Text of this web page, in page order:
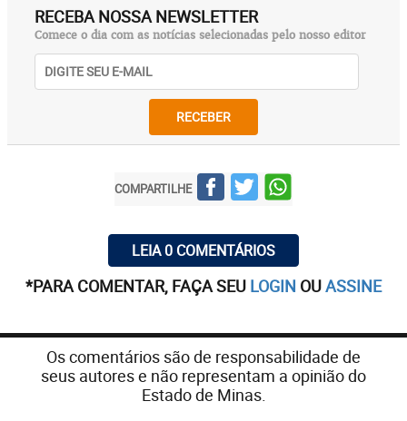
RECEBA NOSSA NEWSLETTER
Comece o dia com as notícias selecionadas pelo nosso editor
RECEBER
COMPARTILHE
LEIA 0 COMENTÁRIOS
*PARA COMENTAR, FAÇA SEU LOGIN OUASSINE
Os comentários são de responsabilidade de
seus autores e não representam a opinião do
Estado de Minas.